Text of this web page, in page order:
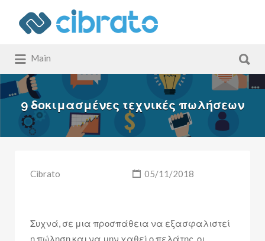
Αναζήτηση
για:
Main
για:
9 δοκιμασμένες τεχνικές πωλήσεων
Cibrato 05/11/2018
​Συχνά, σε μια προσπάθεια να εξασφαλιστεί
η πώληση και να μην χαθεί ο πελάτης, οι